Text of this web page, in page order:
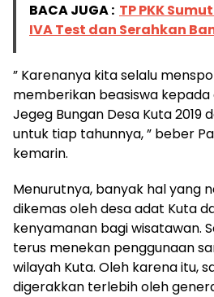
BACA JUGA : TP PKK
IVA Test dan Serahkan
” Karenanya kita selalu
memberikan beasiswa
Jegeg Bungan Desa Kuta 2019
untuk tiap tahunnya, ” beber
kemarin.
Menurutnya, banyak hal yang
dikemas oleh desa adat Kuta
kenyamanan bagi wisatawan.
terus menekan penggunaan
wilayah Kuta. Oleh karena itu,
digerakkan terlebih oleh